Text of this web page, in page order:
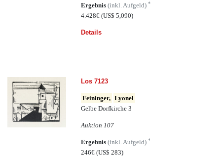
Ergebnis(inkl. Aufgeld)*
4.428€(US$ 5,090)
Details
Los 7123
Feininger, Lyonel
Gelbe Dorfkirche 3
Auktion 107
Ergebnis(inkl. Aufgeld)*
246€(US$ 283)